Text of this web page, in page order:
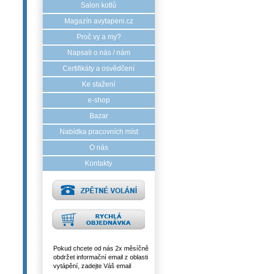
Salon kotlů
Magazín avytapeni.cz
Proč vy a my?
Napsali o nás / nám
Certifikáty a osvědčení
Ke stažení
e-shop
Bazar
Nabídka pracovních míst
O nás
Kontakty
Pokud chcete od nás 2x měsíčně
obdržet informační email z oblasti
vytápění, zadejte Váš email